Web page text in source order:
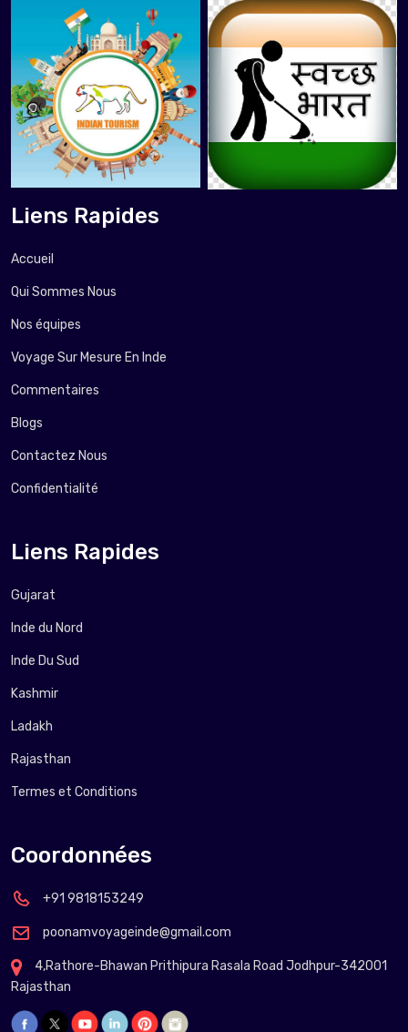
Liens Rapides
Accueil
Qui Sommes Nous
Nos équipes
Voyage Sur Mesure En Inde
Commentaires
Blogs
Contactez Nous
Confidentialité
Liens Rapides
Gujarat
Inde du Nord
Inde Du Sud
Kashmir
Ladakh
Rajasthan
Termes et Conditions
Coordonnées
+91 9818153249
poonamvoyageinde@gmail.com
4,Rathore-Bhawan Prithipura Rasala Road Jodhpur-342001
Rajasthan